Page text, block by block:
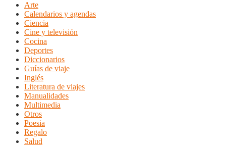
Arte
Calendarios y agendas
Ciencia
Cine y televisión
Cocina
Deportes
Diccionarios
Guías de viaje
Inglés
Literatura de viajes
Manualidades
Multimedia
Otros
Poesia
Regalo
Salud